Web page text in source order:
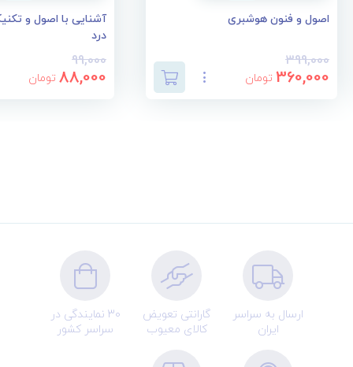
اصول و فنون هوشبری
399,000
360,000 تومان
آشنایی با اصول و
درد
99,000
88,000 تومان
ارسال به سراسر
ایران
گارانتی تعویض
کالای معیوب
30 نمایندگی در
سراسر کشور